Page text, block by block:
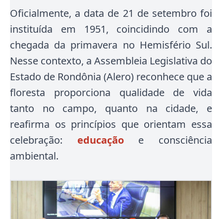
Oficialmente, a data de 21 de setembro foi
instituída em 1951, coincidindo com a
chegada da primavera no Hemisfério Sul.
Nesse contexto, a Assembleia Legislativa do
Estado de Rondônia (Alero) reconhece que a
floresta proporciona qualidade de vida
tanto no campo, quanto na cidade, e
reafirma os princípios que orientam essa
celebração: educaçãoe consciência
ambiental.